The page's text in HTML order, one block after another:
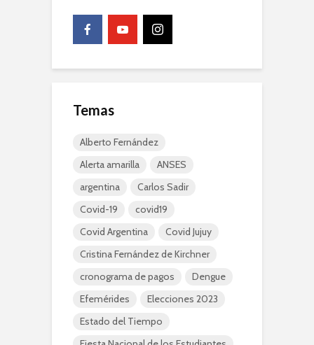
Temas
Alberto Fernández
Alerta amarilla
ANSES
argentina
Carlos Sadir
Covid-19
covid19
Covid Argentina
Covid Jujuy
Cristina Fernández de Kirchner
cronograma de pagos
Dengue
Efemérides
Elecciones 2023
Estado del Tiempo